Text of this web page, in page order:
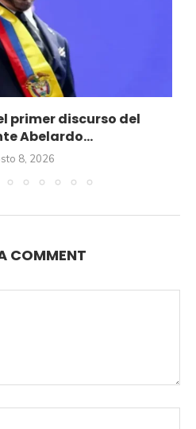
primer discurso del
Abelardo...
8, 2026
COMMENT